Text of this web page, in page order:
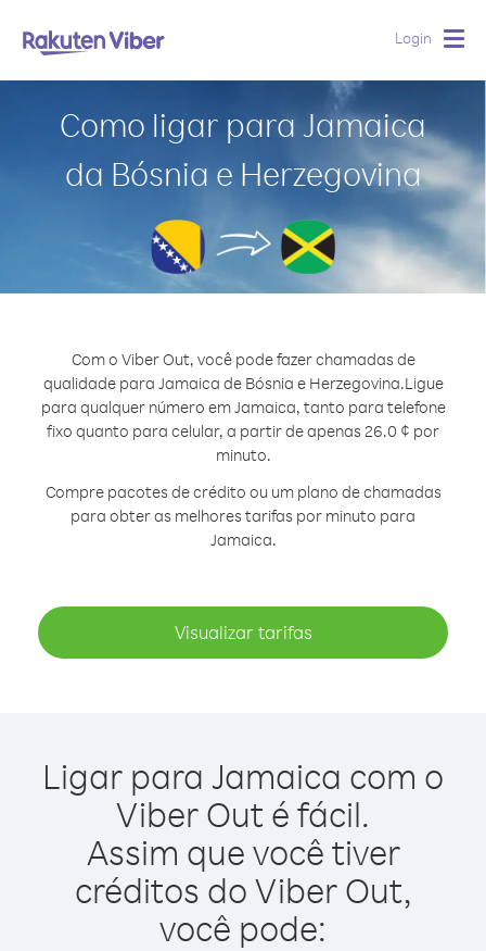
Login
Como ligar para Jamaica
da Bósnia e Herzegovina
Com o Viber Out, você pode fazer chamadas de
qualidade para Jamaica de Bósnia e Herzegovina.Ligue
para qualquer número em Jamaica, tanto para telefone
fixo quanto para celular, a partir de apenas 26.0 ¢ por
minuto.
Compre pacotes de crédito ou um plano de chamadas
para obter as melhores tarifas por minuto para
Jamaica.
Visualizar tarifas
Ligar para Jamaica com o
Viber Out é fácil.
Assim que você tiver
créditos do Viber Out,
você pode: